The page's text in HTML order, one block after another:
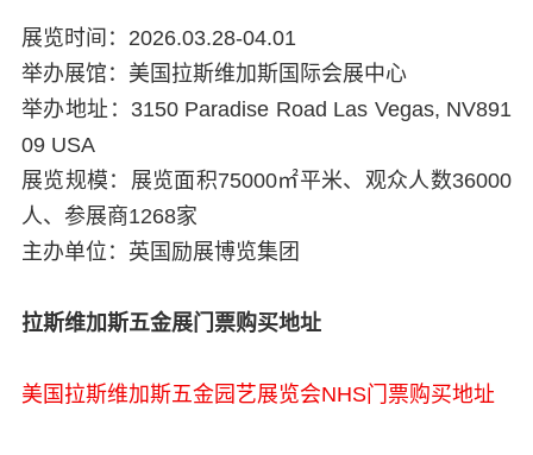
展览时间：2026.03.28-04.01
举办展馆：美国拉斯维加斯国际会展中心
举办地址：3150 Paradise Road Las Vegas, NV891
09 USA
展览规模：展览面积75000㎡平米、观众人数36000
人、参展商1268家
主办单位：英国励展博览集团
拉斯维加斯五金展门票购买地址
美国拉斯维加斯五金园艺展览会NHS门票购买地址